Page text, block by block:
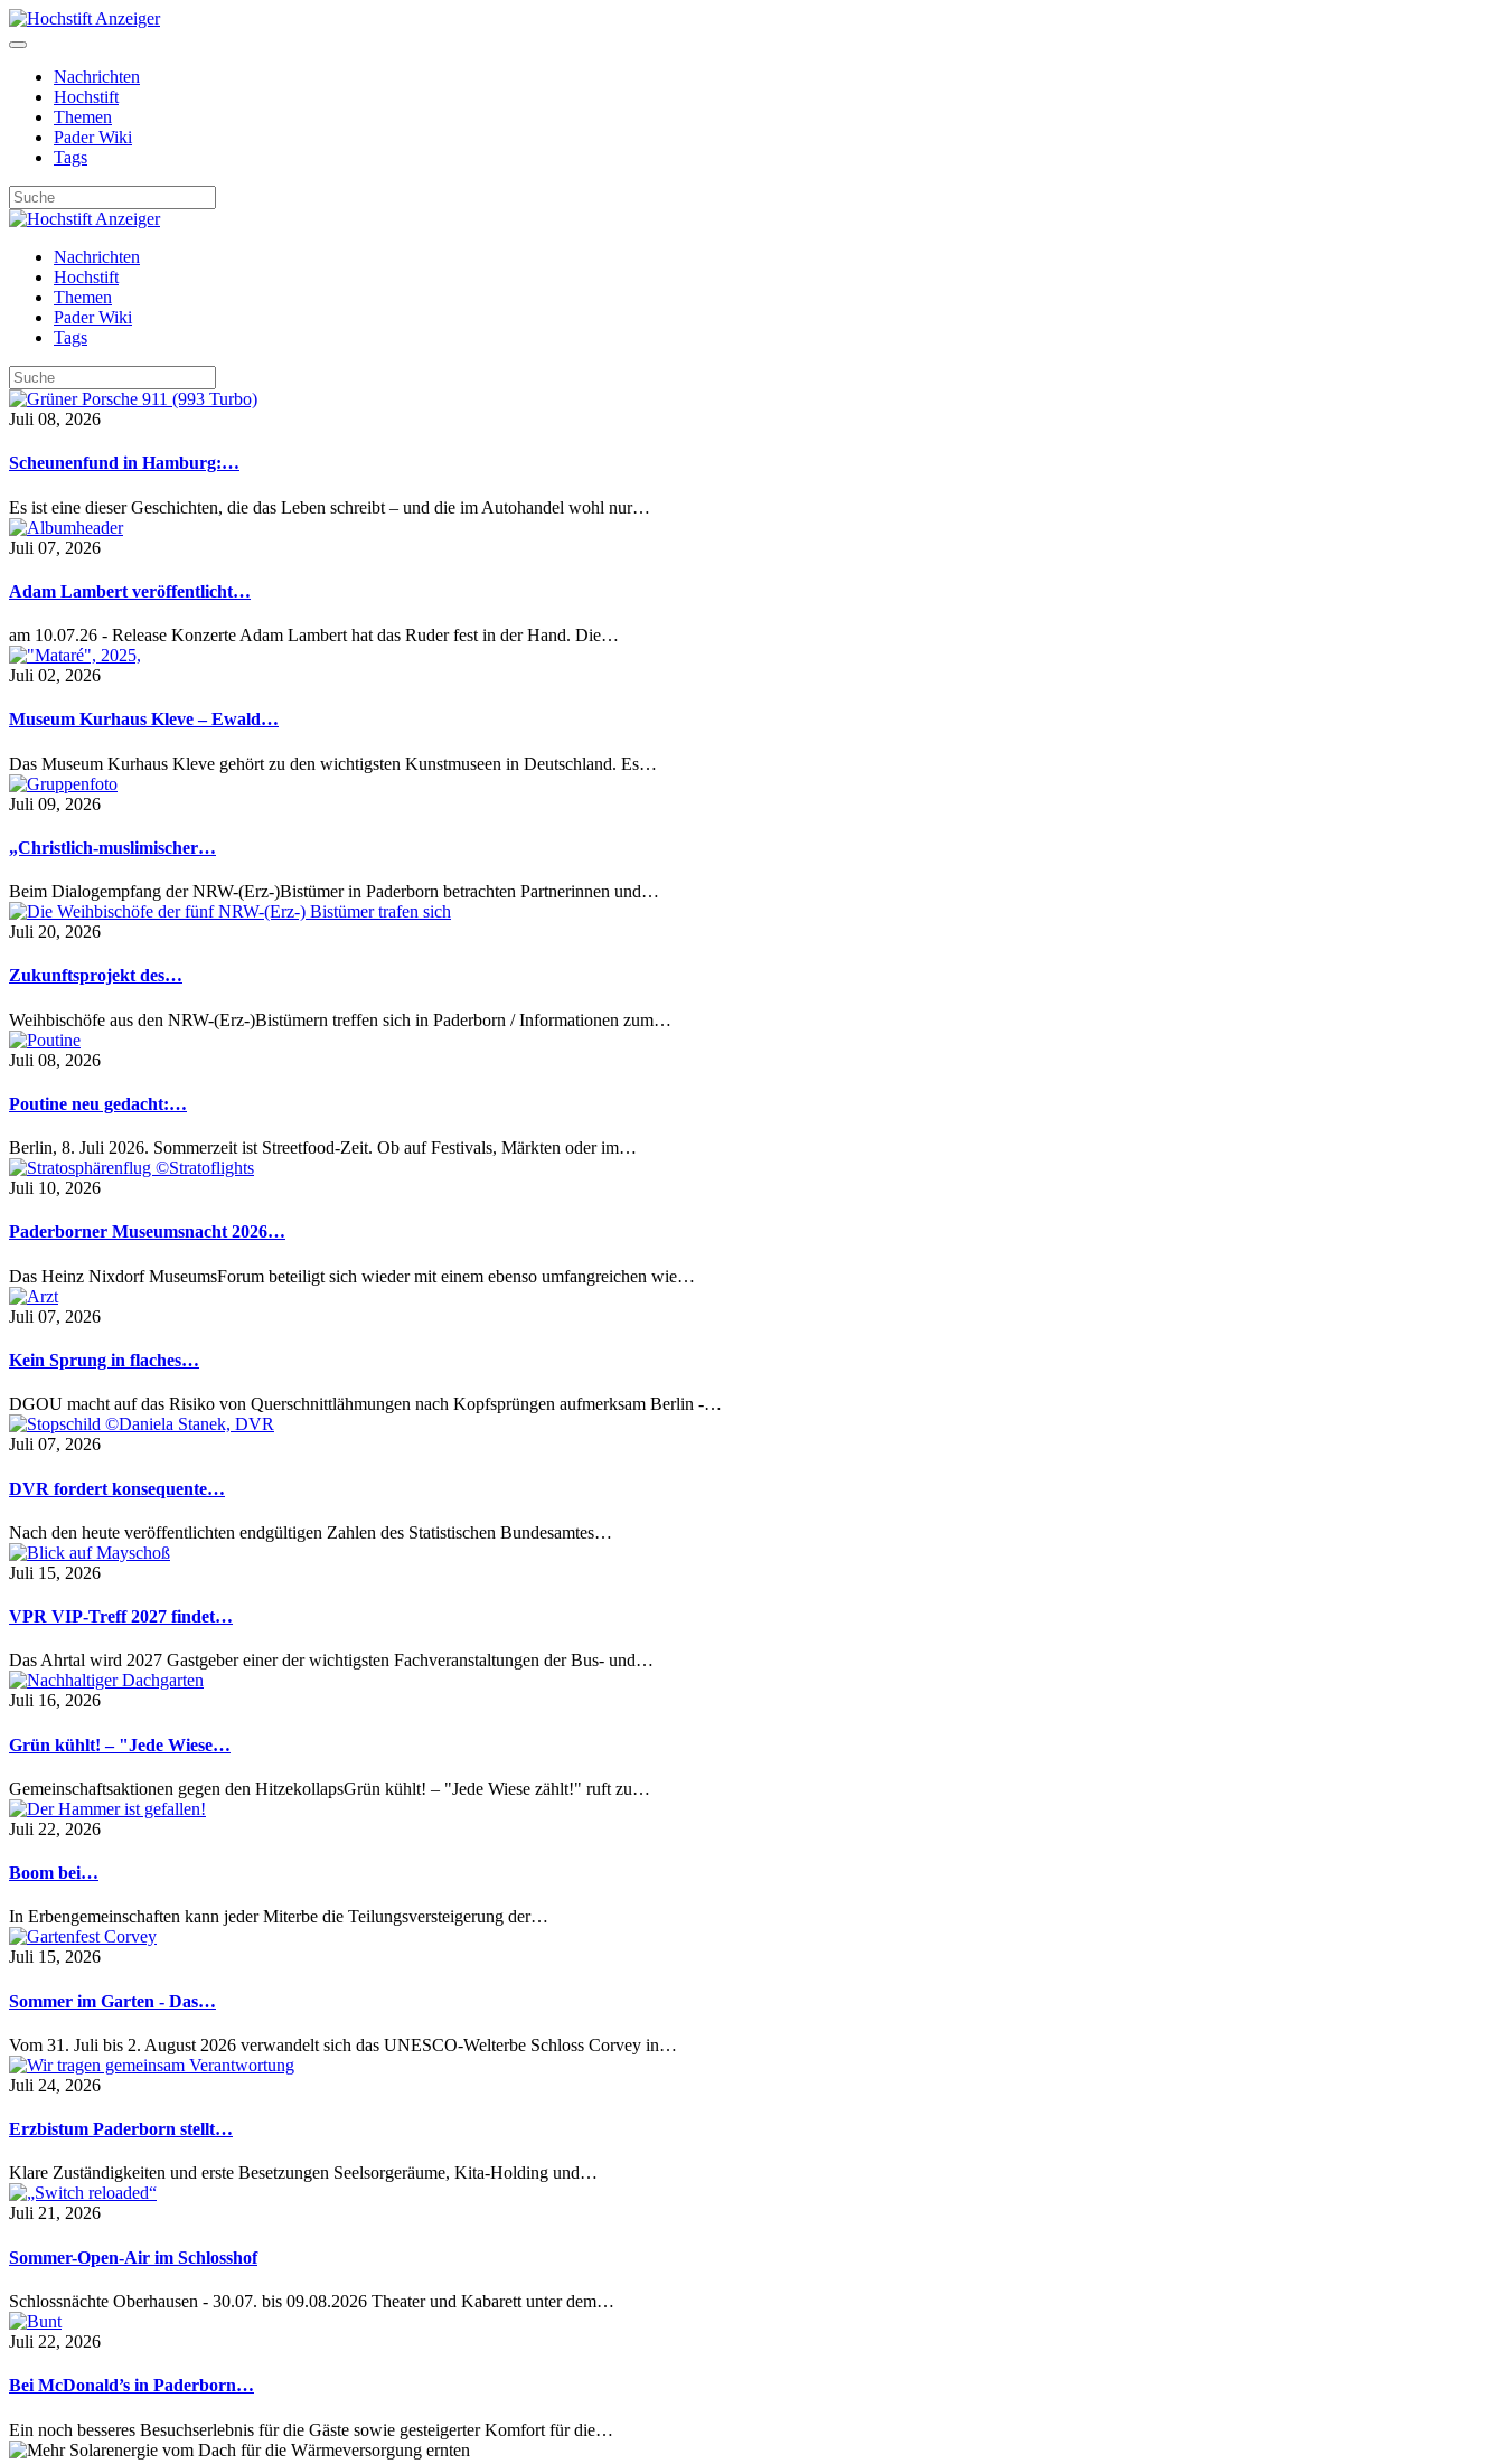
Nachrichten
Hochstift
Themen
Pader Wiki
Tags
Nachrichten
Hochstift
Themen
Pader Wiki
Tags
Juli 08, 2026
Scheunenfund in Hamburg:…
Es ist eine dieser Geschichten, die das Leben schreibt – und die im Autohandel wohl nur…
Juli 07, 2026
Adam Lambert veröffentlicht…
am 10.07.26 - Release Konzerte Adam Lambert hat das Ruder fest in der Hand. Die…
Juli 02, 2026
Museum Kurhaus Kleve – Ewald…
Das Museum Kurhaus Kleve gehört zu den wichtigsten Kunstmuseen in Deutschland. Es…
Juli 09, 2026
„Christlich-muslimischer…
Beim Dialogempfang der NRW-(Erz-)Bistümer in Paderborn betrachten Partnerinnen und…
Juli 20, 2026
Zukunftsprojekt des…
Weihbischöfe aus den NRW-(Erz-)Bistümern treffen sich in Paderborn / Informationen zum…
Juli 08, 2026
Poutine neu gedacht:…
Berlin, 8. Juli 2026. Sommerzeit ist Streetfood-Zeit. Ob auf Festivals, Märkten oder im…
Juli 10, 2026
Paderborner Museumsnacht 2026…
Das Heinz Nixdorf MuseumsForum beteiligt sich wieder mit einem ebenso umfangreichen wie…
Juli 07, 2026
Kein Sprung in flaches…
DGOU macht auf das Risiko von Querschnittlähmungen nach Kopfsprüngen aufmerksam Berlin -…
Juli 07, 2026
DVR fordert konsequente…
Nach den heute veröffentlichten endgültigen Zahlen des Statistischen Bundesamtes…
Juli 15, 2026
VPR VIP-Treff 2027 findet…
Das Ahrtal wird 2027 Gastgeber einer der wichtigsten Fachveranstaltungen der Bus- und…
Juli 16, 2026
Grün kühlt! – "Jede Wiese…
Gemeinschaftsaktionen gegen den HitzekollapsGrün kühlt! – "Jede Wiese zählt!" ruft zu…
Juli 22, 2026
Boom bei…
In Erbengemeinschaften kann jeder Miterbe die Teilungsversteigerung der…
Juli 15, 2026
Sommer im Garten - Das…
Vom 31. Juli bis 2. August 2026 verwandelt sich das UNESCO-Welterbe Schloss Corvey in…
Juli 24, 2026
Erzbistum Paderborn stellt…
Klare Zuständigkeiten und erste Besetzungen Seelsorgeräume, Kita-Holding und…
Juli 21, 2026
Sommer-Open-Air im Schlosshof
Schlossnächte Oberhausen - 30.07. bis 09.08.2026 Theater und Kabarett unter dem…
Juli 22, 2026
Bei McDonald’s in Paderborn…
Ein noch besseres Besuchserlebnis für die Gäste sowie gesteigerter Komfort für die…